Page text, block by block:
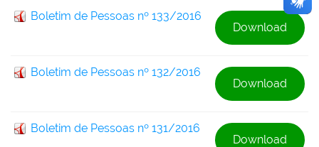
Boletim de Pessoas nº 133/2016
Download
Boletim de Pessoas nº 132/2016
Download
Boletim de Pessoas nº 131/2016
Download